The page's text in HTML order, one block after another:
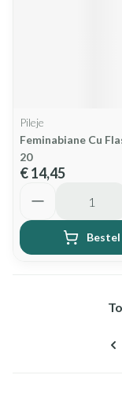
Pileje
Feminabiane Cu
20
€ 14,45
Bestel